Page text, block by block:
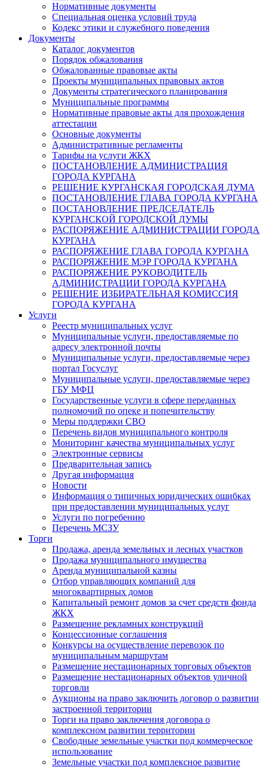
Нормативные документы
Специальная оценка условий труда
Кодекс этики и служебного поведения
Документы
Каталог документов
Порядок обжалования
Обжалованные правовые акты
Проекты муниципальных правовых актов
Документы стратегического планирования
Муниципальные программы
Нормативные правовые акты для прохождения
аттестации
Основные документы
Административные регламенты
Тарифы на услуги ЖКХ
ПОСТАНОВЛЕНИЕ АДМИНИСТРАЦИЯ
ГОРОДА КУРГАНА
РЕШЕНИЕ КУРГАНСКАЯ ГОРОДСКАЯ ДУМА
ПОСТАНОВЛЕНИЕ ГЛАВА ГОРОДА КУРГАНА
ПОСТАНОВЛЕНИЕ ПРЕДСЕДАТЕЛЬ
КУРГАНСКОЙ ГОРОДСКОЙ ДУМЫ
РАСПОРЯЖЕНИЕ АДМИНИСТРАЦИИ ГОРОДА
КУРГАНА
РАСПОРЯЖЕНИЕ ГЛАВА ГОРОДА КУРГАНА
РАСПОРЯЖЕНИЕ МЭР ГОРОДА КУРГАНА
РАСПОРЯЖЕНИЕ РУКОВОДИТЕЛЬ
АДМИНИСТРАЦИИ ГОРОДА КУРГАНА
РЕШЕНИЕ ИЗБИРАТЕЛЬНАЯ КОМИССИЯ
ГОРОДА КУРГАНА
Услуги
Реестр муниципальных услуг
Муниципальные услуги, предоставляемые по
адресу электронной почты
Муниципальные услуги, предоставляемые через
портал Госуслуг
Муниципальные услуги, предоставляемые через
ГБУ МФЦ
Государственные услуги в сфере переданных
полномочий по опеке и попечительству
Меры поддержки СВО
Перечень видов муниципального контроля
Мониторинг качества муниципальных услуг
Электронные сервисы
Предварительная запись
Другая информация
Новости
Информация о типичных юридических ошибках
при предоставлении муниципальных услуг
Услуги по погребению
Перечень МСЗУ
Торги
Продажа, аренда земельных и лесных участков
Продажа муниципального имущества
Аренда муниципальной казны
Отбор управляющих компаний для
многоквартирных домов
Капитальный ремонт домов за счет средств фонда
ЖКХ
Размещение рекламных конструкций
Концессионные соглашения
Конкурсы на осуществление перевозок по
муниципальным маршрутам
Размещение нестационарных торговых объектов
Размещение нестационарных объектов уличной
торговли
Аукционы на право заключить договор о развитии
застроенной территории
Торги на право заключения договора о
комплексном развитии территории
Свободные земельные участки под коммерческое
использование
Земельные участки под комплексное развитие